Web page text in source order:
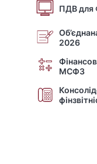
ПДВ
2026
МСФЗ